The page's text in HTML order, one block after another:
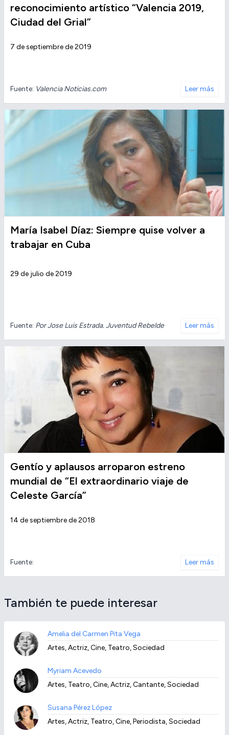
reconocimiento artístico “Valencia 2019,
Ciudad del Grial”
7 de septiembre de 2019
Fuente: Valencia Noticias.com Leer más
María Isabel Díaz: Siempre quise volver a
trabajar en Cuba
29 de julio de 2019
Fuente: Por Jose Luis Estrada. Juventud Rebelde Leer más
Gentío y aplausos arroparon estreno
mundial de “El extraordinario viaje de
Celeste García”
14 de septiembre de 2018
Fuente: Leer más
También te puede interesar
Amelia del Carmen Pita Vega
Artes, Actriz, Cine, Teatro, Sociedad
Myriam Acevedo
Artes, Teatro, Cine, Actriz, Cantante, Sociedad
Susana Pérez López
Artes, Actriz, Teatro, Cine, Periodista, Sociedad